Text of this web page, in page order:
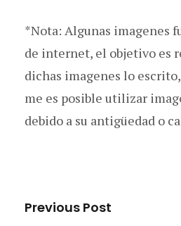
*Nota: Algunas imagenes
de internet, el objetivo es
dichas imagenes lo
me es posible utilizar
debido a su antigüedad o
Previous Post